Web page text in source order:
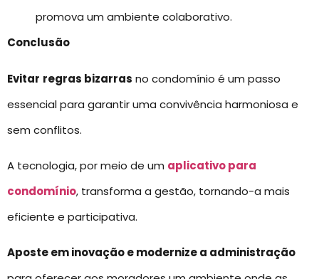
promova um ambiente colaborativo.
Conclusão
Evitar regras bizarras no condomínio é um passo
essencial para garantir uma convivência harmoniosa e
sem conflitos.
A tecnologia, por meio de um aplicativo para
condomínio, transforma a gestão, tornando-a mais
eficiente e participativa.
Aposte em inovação e modernize a administração